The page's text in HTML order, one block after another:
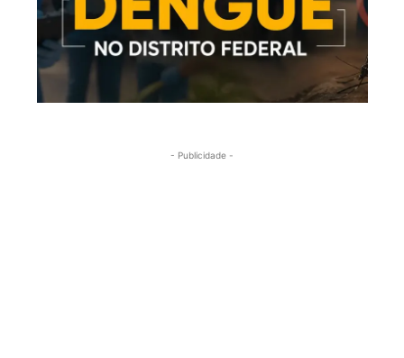
- Publicidade -